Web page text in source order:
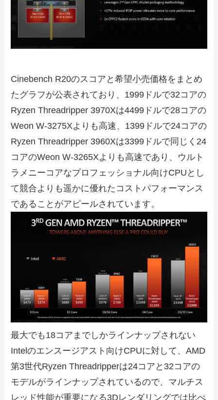
Cinebench R20のスコアと希望小売価格をまとめ
たグラフが公表されており、1999ドルで32コアの
Ryzen Threadripper 3970Xは4499ドルで28コアの
Weon W-3275Xよりも高速、1399ドルで24コアの
Ryzen Threadripper 3960Xは3399ドルで同じく24
コアのWeon W-3265Xよりも高速であり、ウルト
ラメニーコアなプロフェッショナル向けCPUとし
て競合よりも遥かに優れたコストパフォーマンス
であることがアピールされています。
最大でも18コアまでしかラインナップされない
Intelのエンスージアスト向けCPUに対して、AMD
第3世代Ryzen Threadripperは24コアと32コアの
モデルがラインナップされているので、マルチス
レッド性能が重要になる3Dレンダリングでは比べ